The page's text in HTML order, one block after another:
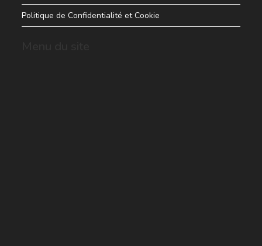
Politique de Confidentialité et Cookie